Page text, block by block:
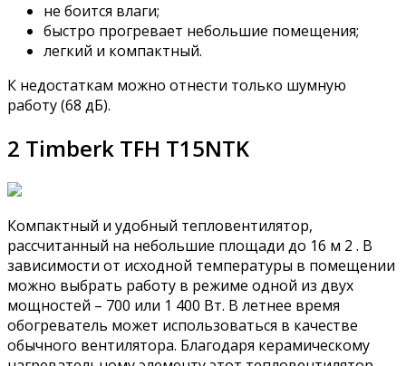
не боится влаги;
быстро прогревает небольшие помещения;
легкий и компактный.
К недостаткам можно отнести только шумную
работу (68 дБ).
2 Timberk TFH T15NTK
Компактный и удобный тепловентилятор,
рассчитанный на небольшие площади до 16 м 2 . В
зависимости от исходной температуры в помещении
можно выбрать работу в режиме одной из двух
мощностей – 700 или 1 400 Вт. В летнее время
обогреватель может использоваться в качестве
обычного вентилятора. Благодаря керамическому